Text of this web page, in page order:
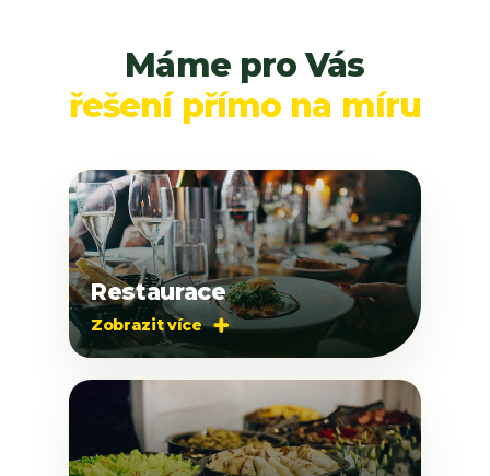
Máme pro Vás
řešení přímo na míru
Restaurace
Zobrazit více 